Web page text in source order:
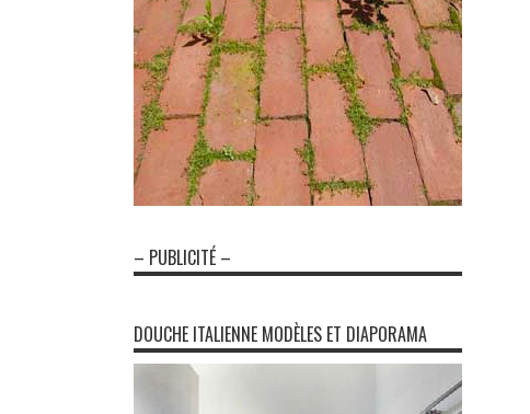
– PUBLICITÉ –
DOUCHE ITALIENNE MODÈLES ET DIAPORAMA